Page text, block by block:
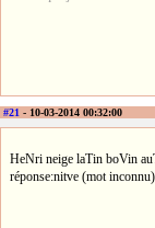
#21 - 10-03-2014 00:32:00
HeNri neige laTin boVin
réponse:nitve (mot inconnu)